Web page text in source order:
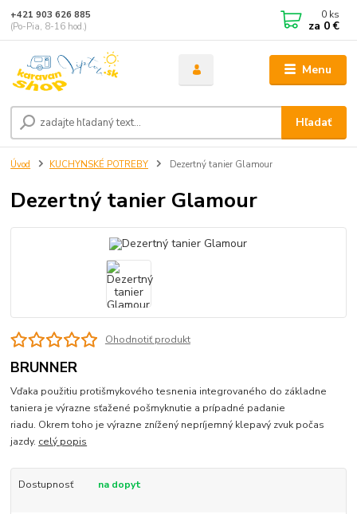
Menu
Hľadať
+421 903 626 885
(Po-Pia, 8-16 hod.)
0 ks
za 0 €
Úvod KUCHYNSKÉ POTREBY Dezertný tanier Glamour
Dezertný tanier Glamour
Ohodnotiť produkt
BRUNNER
Vďaka použitiu protišmykového tesnenia integrovaného do základne
taniera je výrazne sťažené pošmyknutie a prípadné padanie
riadu. Okrem toho je výrazne znížený nepríjemný klepavý zvuk počas
jazdy. celý popis
Dostupnosť na dopyt